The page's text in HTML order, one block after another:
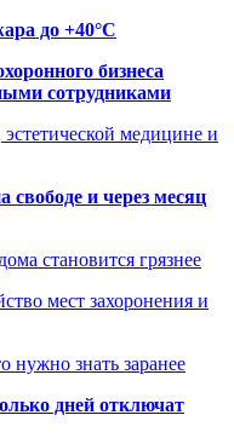
до +40°C
бизнеса
сотрудниками
медицине и
свободе и через месяц
становится грязнее
мест захоронения и
нужно знать заранее
дней отключат